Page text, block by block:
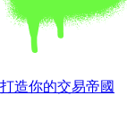
造你的交易帝國